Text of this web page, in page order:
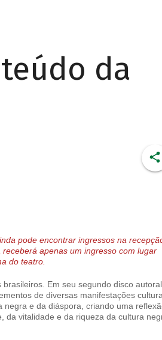
da
pode encontrar ingressos na
apenas um ingresso com lugar
do teatro.
Em seu segundo disco
de diversas manifestações
e da diáspora, criando uma
da vitalidade e da riqueza da cultura